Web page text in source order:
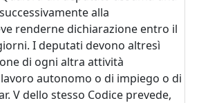
alla
renderne dichiarazione entro il
I deputati devono altresì
di ogni altra attività
autonomo o di impiego o di
V dello stesso Codice prevede,